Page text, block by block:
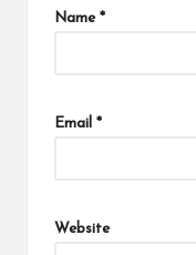
Name *
Email *
Website